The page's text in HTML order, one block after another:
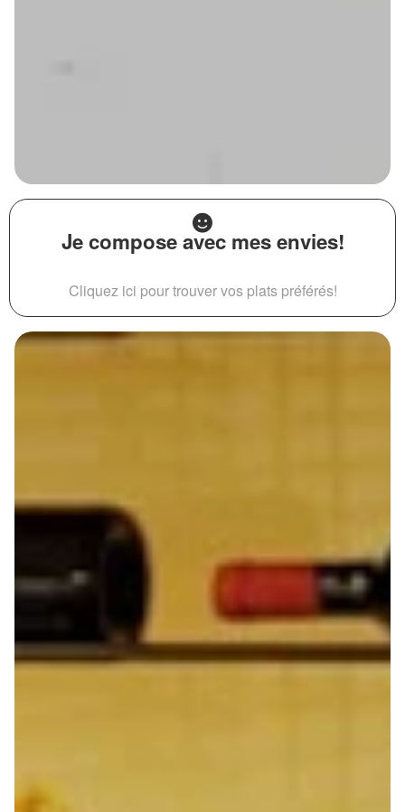
Je compose avec mes envies!
Cliquez ici pour trouver vos plats préférés!